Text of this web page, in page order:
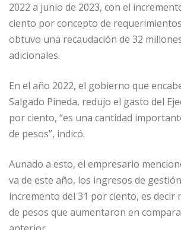
2022 a junio de 2023, con el
ciento por concepto de
obtuvo una recaudación de 32
adicionales.
En el año 2022, el gobierno que
Salgado Pineda, redujo el gasto del
por ciento, “es una cantidad
de pesos”, indicó.
Aunado a esto, el empresario
va de este año, los ingresos de
incremento del 31 por ciento, es decir
de pesos que aumentaron en